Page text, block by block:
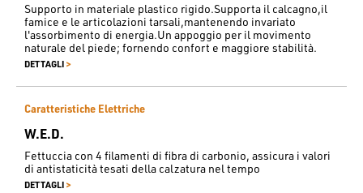
Supporto in materiale plastico rigido.Supporta il calcagno,il
famice e le articolazioni tarsali,mantenendo invariato
l'assorbimento di energia.Un appoggio per il movimento
naturale del piede; fornendo confort e maggiore stabilità.
DETTAGLI >
Caratteristiche Elettriche
W.E.D.
Fettuccia con 4 filamenti di fibra di carbonio, assicura i valori
di antistaticità tesati della calzatura nel tempo
DETTAGLI >